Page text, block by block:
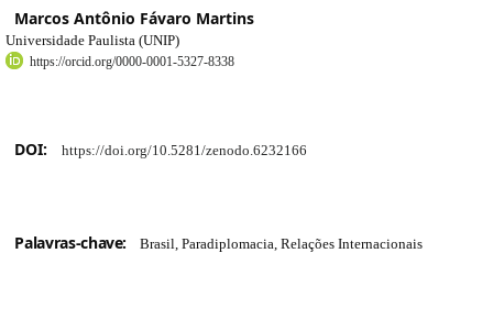
Marcos Antônio Fávaro Martins
Universidade Paulista (UNIP)
https://orcid.org/0000-0001-5327-8338
DOI: https://doi.org/10.5281/zenodo.6232166
Palavras-chave: Brasil, Paradiplomacia, Relações Internacionais